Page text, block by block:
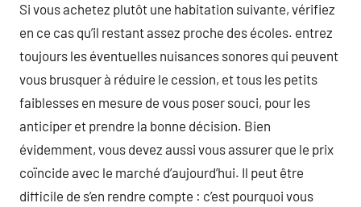
Si vous achetez plutôt une habitation suivante, vérifiez
en ce cas qu’il restant assez proche des écoles. entrez
toujours les éventuelles nuisances sonores qui peuvent
vous brusquer à réduire le cession, et tous les petits
faiblesses en mesure de vous poser souci, pour les
anticiper et prendre la bonne décision. Bien
évidemment, vous devez aussi vous assurer que le prix
coïncide avec le marché d’aujourd’hui. Il peut être
difficile de s’en rendre compte : c’est pourquoi vous